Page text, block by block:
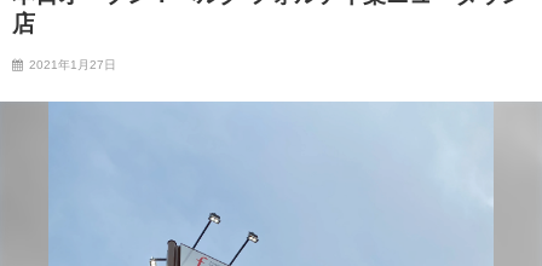
店
2021年1月27日